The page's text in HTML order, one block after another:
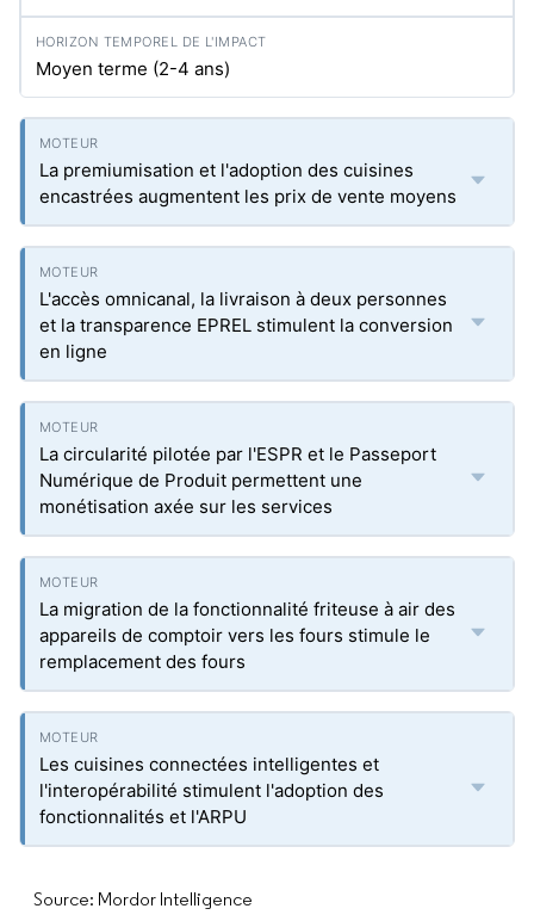
Moyen terme (2-4 ans)
La premiumisation et l'adoption des cuisines
encastrées augmentent les prix de vente moyens
L'accès omnicanal, la livraison à deux personnes
et la transparence EPREL stimulent la conversion
en ligne
La circularité pilotée par l'ESPR et le Passeport
Numérique de Produit permettent une
monétisation axée sur les services
La migration de la fonctionnalité friteuse à air des
appareils de comptoir vers les fours stimule le
remplacement des fours
Les cuisines connectées intelligentes et
l'interopérabilité stimulent l'adoption des
fonctionnalités et l'ARPU
Source: Mordor Intelligence